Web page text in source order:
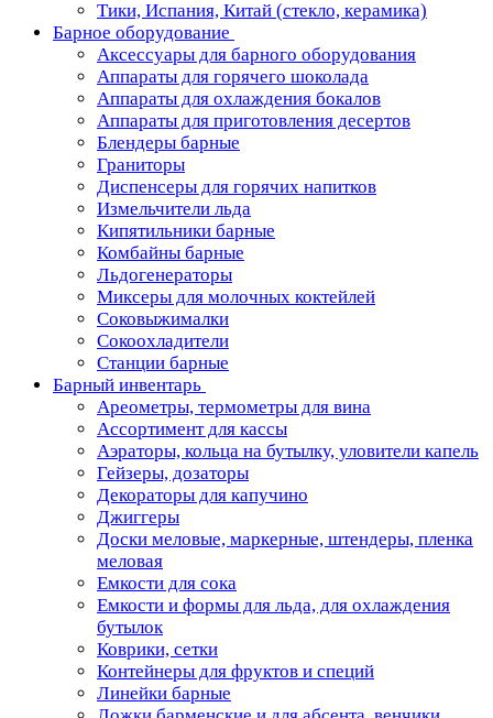
Тики, Испания, Китай (стекло, керамика)
Барное оборудование
Аксессуары для барного оборудования
Аппараты для горячего шоколада
Аппараты для охлаждения бокалов
Аппараты для приготовления десертов
Блендеры барные
Граниторы
Диспенсеры для горячих напитков
Измельчители льда
Кипятильники барные
Комбайны барные
Льдогенераторы
Миксеры для молочных коктейлей
Соковыжималки
Сокоохладители
Станции барные
Барный инвентарь
Ареометры, термометры для вина
Ассортимент для кассы
Аэраторы, кольца на бутылку, уловители капель
Гейзеры, дозаторы
Декораторы для капучино
Джиггеры
Доски меловые, маркерные, штендеры, пленка
меловая
Емкости для сока
Емкости и формы для льда, для охлаждения
бутылок
Коврики, сетки
Контейнеры для фруктов и специй
Линейки барные